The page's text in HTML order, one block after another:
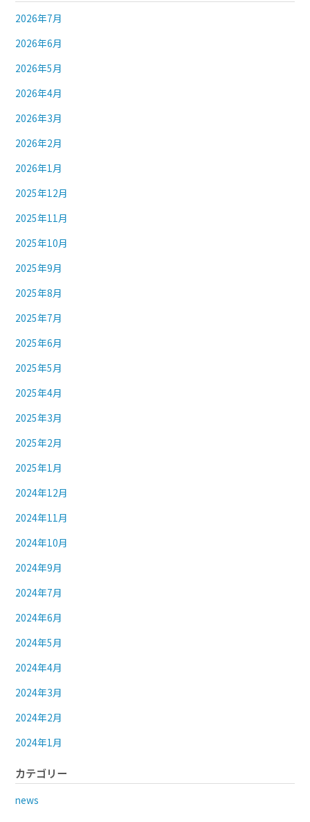
2026年7月
2026年6月
2026年5月
2026年4月
2026年3月
2026年2月
2026年1月
2025年12月
2025年11月
2025年10月
2025年9月
2025年8月
2025年7月
2025年6月
2025年5月
2025年4月
2025年3月
2025年2月
2025年1月
2024年12月
2024年11月
2024年10月
2024年9月
2024年7月
2024年6月
2024年5月
2024年4月
2024年3月
2024年2月
2024年1月
カテゴリー
news